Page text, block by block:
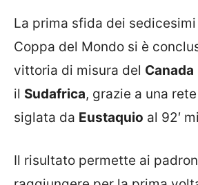
La prima sfida dei
Coppa del Mondo si è
vittoria di misura del Canada
il Sudafrica, grazie a una
siglata da Eustaquio al 92′
Il risultato permette ai